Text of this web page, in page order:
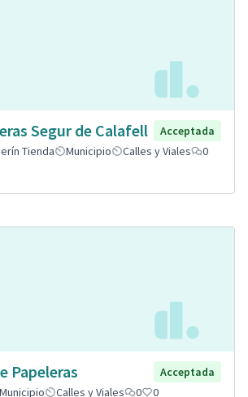
Segur de Calafell
Acceptada
Tienda
Municipio Calles y Viales
0
Papeleras
Acceptada
Municipio Calles y Viales 0 0